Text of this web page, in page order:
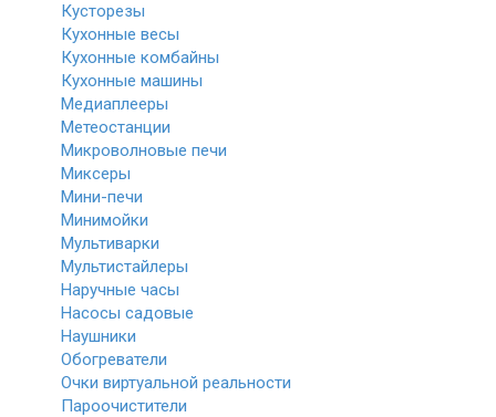
Кусторезы
Кухонные весы
Кухонные комбайны
Кухонные машины
Медиаплееры
Метеостанции
Микроволновые печи
Миксеры
Мини-печи
Минимойки
Мультиварки
Мультистайлеры
Наручные часы
Насосы садовые
Наушники
Обогреватели
Очки виртуальной реальности
Пароочистители